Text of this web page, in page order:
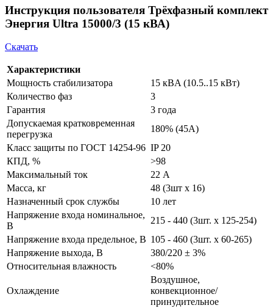
Инструкция пользователя Трёхфазный комплект
Энергия Ultra 15000/3 (15 кВА)
Скачать
Характеристики
Мощность стабилизатора
15 кВA (10.5..15 кВт)
Количество фаз
3
Гарантия
3 года
Допускаемая кратковременная
перегрузка
180% (45А)
Класс защиты по ГОСТ 14254-96 IP 20
КПД, %
>98
Максимальный ток
22 А
Масса, кг
48 (3шт х 16)
Назначенный срок службы
10 лет
Напряжение входа номинальное,
В
215 - 440 (3шт. х 125-254)
Напряжение входа предельное, В 105 - 460 (3шт. х 60-265)
Напряжение выхода, В
380/220 ± 3%
Относительная влажность
<80%
Охлаждение
Воздушное,
конвекционное/
принудительное